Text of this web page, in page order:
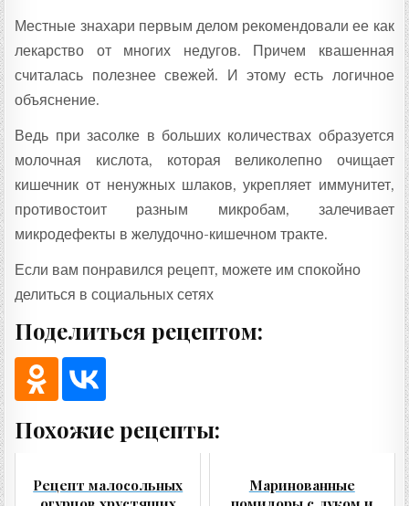
Местные знахари первым делом рекомендовали ее как
лекарство от многих недугов. Причем квашенная
считалась полезнее свежей. И этому есть логичное
объяснение.
Ведь при засолке в больших количествах образуется
молочная кислота, которая великолепно очищает
кишечник от ненужных шлаков, укрепляет иммунитет,
противостоит разным микробам, залечивает
микродефекты в желудочно-кишечном тракте.
Если вам понравился рецепт, можете им спокойно
делиться в социальных сетях
Поделиться рецептом:
Похожие рецепты:
Рецепт малосольных
Маринованные